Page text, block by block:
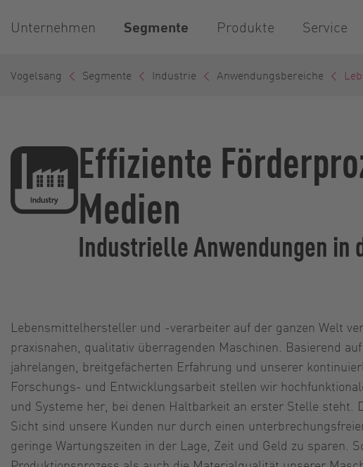
Unternehmen Segmente Produkte Service
Vogelsang Segmente Industrie Anwendungsbereiche
Effiziente
Medien
Industrielle Anwendungen in
Lebensmittelhersteller und -verarbeiter auf der ganzen Welt
praxisnahen, qualitativ überragenden Maschinen. Basierend
jahrelangen, breitgefächerten Erfahrung und unserer
Forschungs- und Entwicklungsarbeit stellen wir
und Systeme her, bei denen Haltbarkeit an erster Stelle steht.
Sicht sind unsere Kunden nur durch einen
geringe Wartungszeiten in der Lage, Zeit und Geld zu sparen.